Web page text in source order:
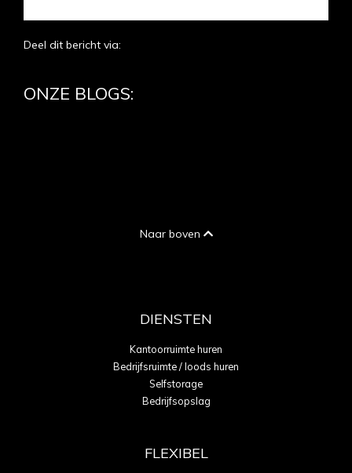
Deel dit bericht via:
ONZE BLOGS:
Naar boven
DIENSTEN
Kantoorruimte huren
Bedrijfsruimte / loods huren
Selfstorage
Bedrijfsopslag
FLEXIBEL